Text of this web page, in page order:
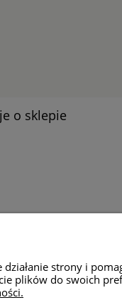
o sklepie
sklepu:
strony i
plików do swoich